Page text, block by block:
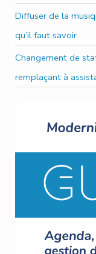
Diffuser de la
qu’il faut savoir
Changement de
remplaçant à